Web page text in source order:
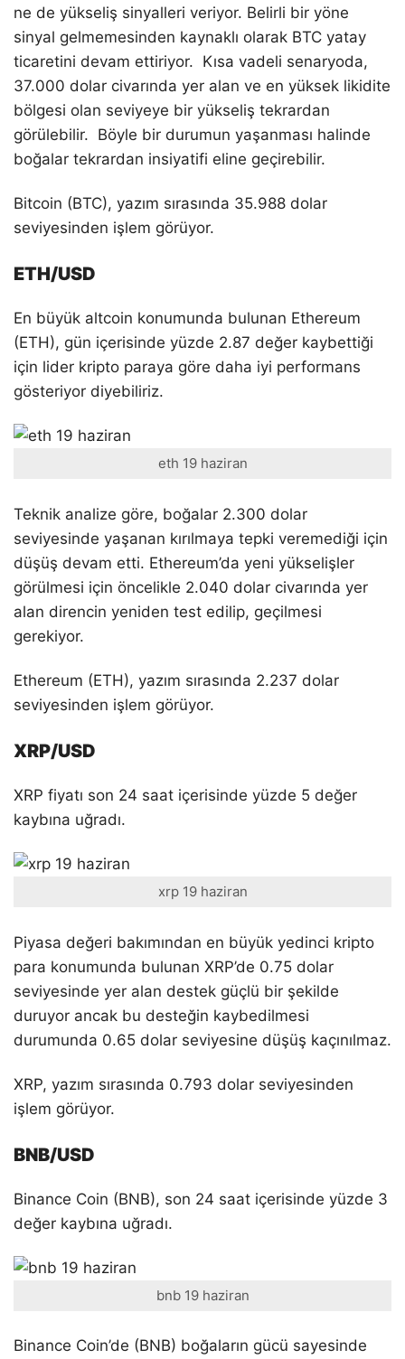
ne de yükseliş sinyalleri veriyor. Belirli bir yöne
sinyal gelmemesinden kaynaklı olarak BTC yatay
ticaretini devam ettiriyor. Kısa vadeli senaryoda,
37.000 dolar civarında yer alan ve en yüksek likidite
bölgesi olan seviyeye bir yükseliş tekrardan
görülebilir. Böyle bir durumun yaşanması halinde
boğalar tekrardan insiyatifi eline geçirebilir.
Bitcoin (BTC), yazım sırasında 35.988 dolar
seviyesinden işlem görüyor.
ETH/USD
En büyük altcoin konumunda bulunan Ethereum
(ETH), gün içerisinde yüzde 2.87 değer kaybettiği
için lider kripto paraya göre daha iyi performans
gösteriyor diyebiliriz.
eth 19 haziran
Teknik analize göre, boğalar 2.300 dolar
seviyesinde yaşanan kırılmaya tepki veremediği için
düşüş devam etti. Ethereum’da yeni yükselişler
görülmesi için öncelikle 2.040 dolar civarında yer
alan direncin yeniden test edilip, geçilmesi
gerekiyor.
Ethereum (ETH), yazım sırasında 2.237 dolar
seviyesinden işlem görüyor.
XRP/USD
XRP fiyatı son 24 saat içerisinde yüzde 5 değer
kaybına uğradı.
xrp 19 haziran
Piyasa değeri bakımından en büyük yedinci kripto
para konumunda bulunan XRP’de 0.75 dolar
seviyesinde yer alan destek güçlü bir şekilde
duruyor ancak bu desteğin kaybedilmesi
durumunda 0.65 dolar seviyesine düşüş kaçınılmaz.
XRP, yazım sırasında 0.793 dolar seviyesinden
işlem görüyor.
BNB/USD
Binance Coin (BNB), son 24 saat içerisinde yüzde 3
değer kaybına uğradı.
bnb 19 haziran
Binance Coin’de (BNB) boğaların gücü sayesinde